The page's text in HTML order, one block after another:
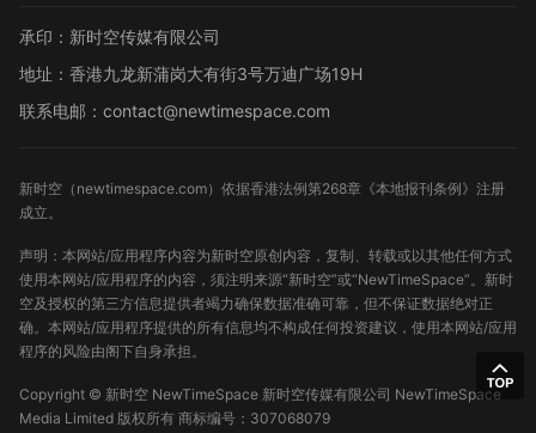
承印：新时空传媒有限公司
地址：香港九龙新蒲岗大有街3号万迪广场19H
联系电邮：contact@newtimespace.com
新时空（ newtimespace.com）依据香港法例第268章《本地报刊条例》注册
成立。
声明：本网站/应用程序内容为新时空原创内容，复制、转载或以其他任何方式
使用本网站/应用程序的内容，须注明来源“新时空”或“NewTimeSpace”。新时
空及授权的第三方信息提供者竭力确保数据准确可靠，但不保证数据绝对正
确。本网站/应用程序提供的所有信息均不构成任何投资建议，使用本网站/应用
程序的风险由阁下自身承担。
Copyright © 新时空 NewTimeSpace 新时空传媒有限公司 NewTimeSpace
Media Limited 版权所有 商标编号：307068079